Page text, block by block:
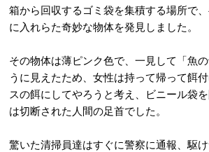
箱から回収するゴミ袋を集積する場所で
に入れらた奇妙な物体を発見しました。
その物体は薄ピンク色で、一見して「魚
うに見えたため、女性は持って帰って餌
スの餌にしてやろうと考え、ビニール袋
は切断された人間の足首でした。
驚いた清掃員達はすぐに警察に通報、駆